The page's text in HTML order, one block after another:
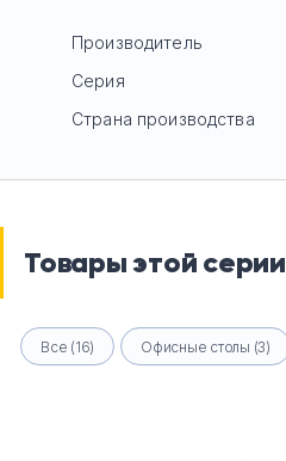
Производитель
Серия
Страна производства
Товары этой серии
Все (16) Офисные столы (3)